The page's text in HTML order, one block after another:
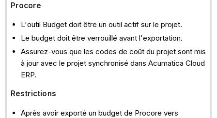
Procore
L'outil Budget doit être un outil actif sur le projet.
Le budget doit être verrouillé avant l'exportation.
Assurez-vous que les codes de coût du projet sont mis
à jour avec le projet synchronisé dans Acumatica Cloud
ERP.
Restrictions
Après avoir exporté un budget de Procore vers